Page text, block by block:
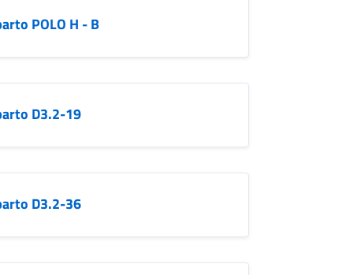
POLO H - B
D3.2-19
D3.2-36